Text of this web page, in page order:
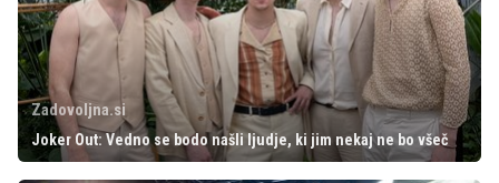
Zadovoljna.si
Joker Out: Vedno se bodo našli ljudje, ki jim nekaj ne bo všeč